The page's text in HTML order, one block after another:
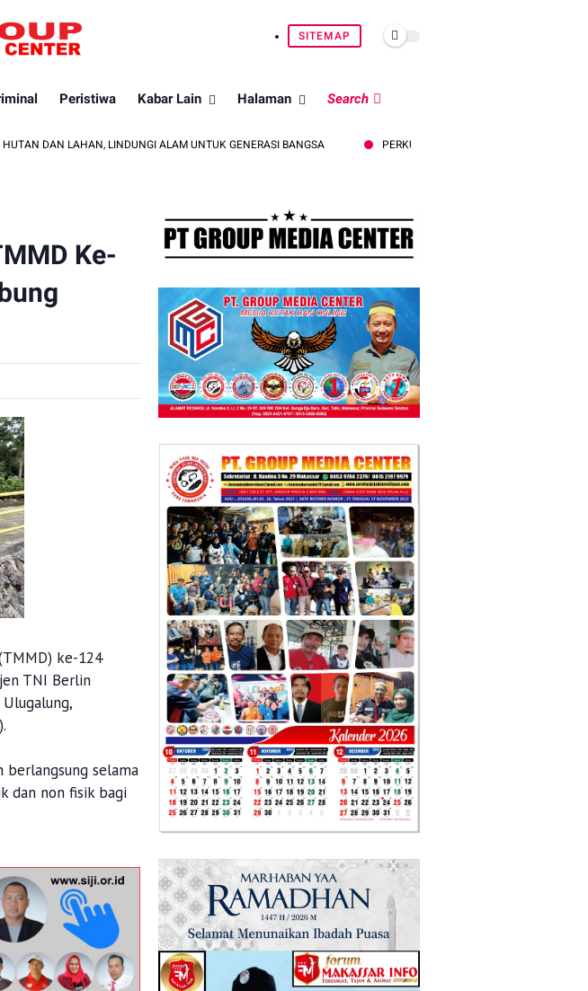
SITEMAP
Peristiwa Kabar Lain Halaman Search
LINDUNGI ALAM UNTUK GENERASI BANGSA PERKUAT KEMITRAAN DENGAN INSAN PERS,
Ke-
ke-124
TNI Berlin
selama
dan non fisik bagi